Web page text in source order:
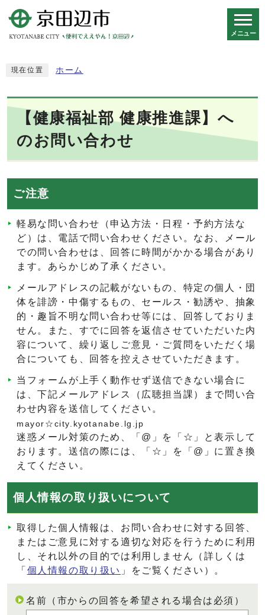
メニュー
現在位置 ホーム
【健康福祉部 健康推進課】へ
のお問い合わせ
ご注意
軽易な問い合わせ（申込方法・日程・予約方法な
ど）は、電話で問い合わせください。なお、メール
での問い合わせは、回答に時間がかかる場合があり
ます。あらかじめ了承ください。
メールアドレスの記載がないもの、特定の個人・団
体を誹謗・中傷するもの、セールス・勧誘や、抽象
的・趣旨不明な問い合わせ等には、回答しておりま
せん。また、すでに回答を返信させていただいた内
容について、繰り返しご意見・ご質問をいただく場
合についても、回答を控えさせていただきます。
当フォームが上手く動作せず送信できない場合に
は、下記メールアドレス（広聴担当課）まで問い合
わせ内容を送信してください。
mayor☆city.kyotanabe.lg.jp
迷惑メール対策のため、「@」を「☆」と表示して
おります。送信の際には、「☆」を「@」に置き換
えてください。
個人情報の取り扱いについて
取得した個人情報は、お問い合わせに対する回答、
またはご意見に対する適切な対応を行うために利用
し、それ以外の目的では利用しません（詳しくは
「 個人情報の取り扱い 」をご覧ください）。
名前（市からの回答を希望される場合は必須）